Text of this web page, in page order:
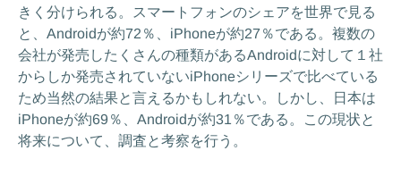
きく分けられる。スマートフォンのシェアを世界で見る
と、Androidが約72％、iPhoneが約27％である。複数の
会社が発売したくさんの種類があるAndroidに対して１社
からしか発売されていないiPhoneシリーズで比べている
ため当然の結果と言えるかもしれない。しかし、日本は
iPhoneが約69％、Androidが約31％である。この現状と
将来について、調査と考察を行う。